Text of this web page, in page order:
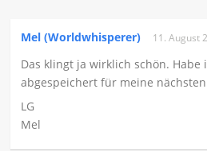
Mel (worldwhisperer) 11. August
Das klingt ja wirklich schön.
abgespeichert für meine
LG
Mel